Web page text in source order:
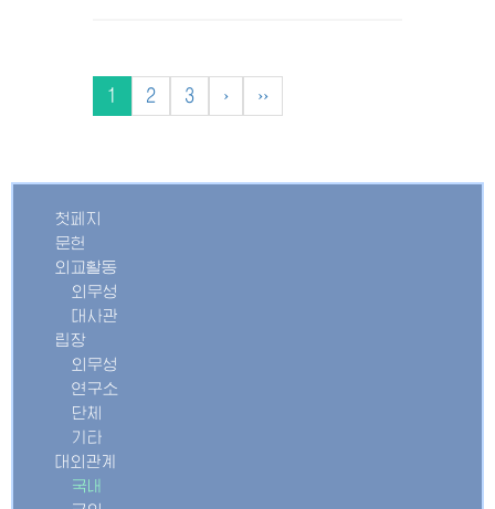
1 2 3 › ››
첫페지
문헌
외교활동
외무성
대사관
립장
외무성
연구소
단체
기타
대외관계
국내